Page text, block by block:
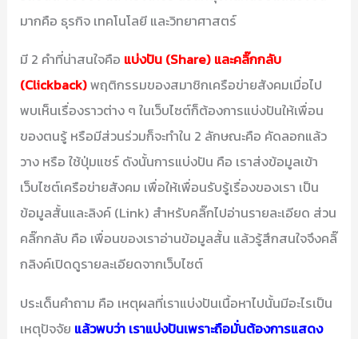
มากคือ ธุรกิจ เทคโนโลยี และวิทยาศาสตร์
มี 2 คำที่น่าสนใจคือ แบ่งปัน (Share) และคลิ๊กกลับ
(Clickback)พฤติกรรมของสมาชิกเครือข่ายสังคมเมื่อไป
พบเห็นเรื่องราวต่าง ๆ ในเว็บไซต์ก็ต้องการแบ่งปันให้เพื่อน
ของตนรู้ หรือมีส่วนร่วมก็จะทำใน 2 ลักษณะคือ คัดลอกแล้ว
วาง หรือ ใช้ปุ่มแชร์ ดังนั้นการแบ่งปัน คือ เราส่งข้อมูลเข้า
เว็บไซต์เครือข่ายสังคม เพื่อให้เพื่อนรับรู้เรื่องของเรา เป็น
ข้อมูลสั้นและลิงค์ (Link) สำหรับคลิ๊กไปอ่านรายละเอียด ส่วน
คลิ๊กกลับ คือ เพื่อนของเราอ่านข้อมูลสั้น แล้วรู้สึกสนใจจึงคลิ๊
กลิงค์เปิดดูรายละเอียดจากเว็บไซต์
ประเด็นคำถาม คือ เหตุผลที่เราแบ่งปันเนื้อหาไปนั้นมีอะไรเป็น
เหตุปัจจัย แล้วพบว่า เราแบ่งปันเพราะถือมั่นต้องการแสดง